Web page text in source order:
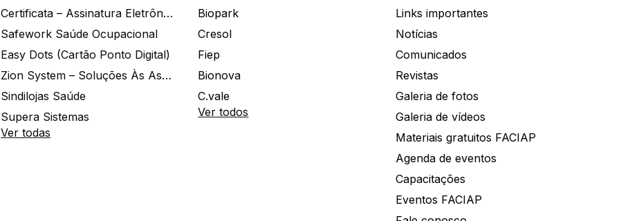
Certificata – Assinatura Eletrônica De Documentos
Safework Saúde Ocupacional
Easy Dots (Cartão Ponto Digital)
Zion System – Soluções Às Associações E Empresas
Sindilojas Saúde
Supera Sistemas
Ver todas
Biopark
Cresol
Fiep
Bionova
C.vale
Ver todos
Links importantes
Notícias
Comunicados
Revistas
Galeria de fotos
Galeria de vídeos
Materiais gratuitos FACIAP
Agenda de eventos
Capacitações
Eventos FACIAP